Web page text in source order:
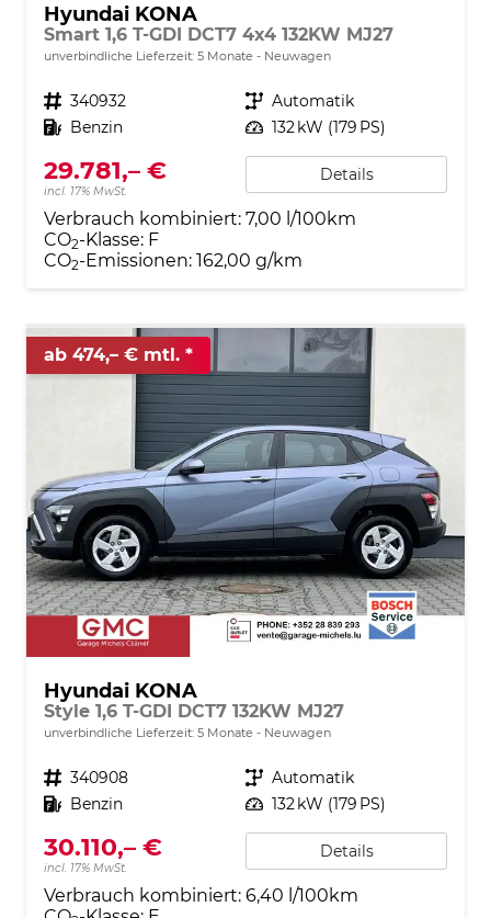
Hyundai KONA
Smart 1,6 T-GDI DCT7 4x4 132KW MJ27
unverbindliche Lieferzeit: 5 Monate Neuwagen
Fahrzeugnr. 340932 Getriebe Automatik
Kraftstoff Benzin Leistung 132 kW (179 PS)
29.781,– €
incl. 17% MwSt.
Details
Verbrauch kombiniert: 7,00 l/100km
CO2-Klasse: F
CO2-Emissionen: 162,00 g/km
ab 474,– € mtl.
Hyundai KONA
Style 1,6 T-GDI DCT7 132KW MJ27
unverbindliche Lieferzeit: 5 Monate Neuwagen
Fahrzeugnr. 340908 Getriebe Automatik
Kraftstoff Benzin Leistung 132 kW (179 PS)
30.110,– €
incl. 17% MwSt.
Details
Verbrauch kombiniert: 6,40 l/100km